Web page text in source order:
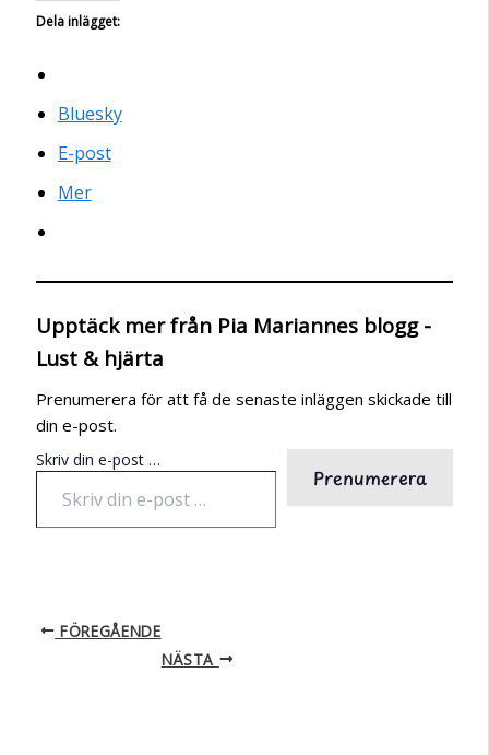
Dela inlägget:
Bluesky
E-post
Mer
Upptäck mer från Pia Mariannes blogg -
Lust & hjärta
Prenumerera för att få de senaste inläggen skickade till
din e-post.
Skriv din e-post …
Prenumerera
FÖREGÅENDE
NÄSTA